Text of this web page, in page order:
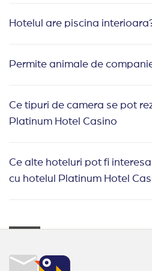
Hotelul are piscina
Permite animale de
Ce tipuri de camera se pot
Platinum Hotel Casino
Ce alte hoteluri pot fi
cu hotelul Platinum Hotel